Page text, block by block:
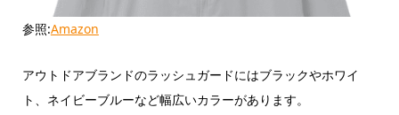
参照:Amazon
アウトドアブランドのラッシュガードにはブラックやホワイ
ト、ネイビーブルーなど幅広いカラーがあります。